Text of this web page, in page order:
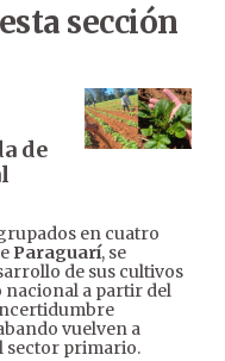
sección
de
en cuatro
Paraguarí, se
de sus cultivos
nacional a partir del
vuelven a
sector primario.